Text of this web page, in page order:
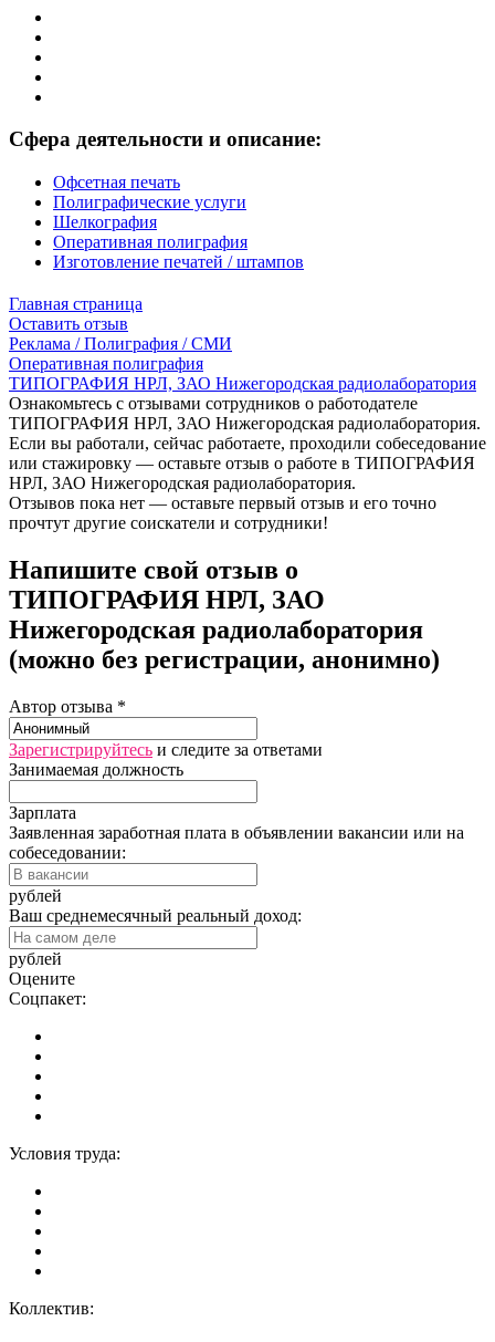
Сфера деятельности и описание:
Офсетная печать
Полиграфические услуги
Шелкография
Оперативная полиграфия
Изготовление печатей / штампов
Главная страница
Оставить отзыв
Реклама / Полиграфия / СМИ
Оперативная полиграфия
ТИПОГРАФИЯ НРЛ, ЗАО Нижегородская радиолаборатория
Ознакомьтесь с отзывами сотрудников о работодателе
ТИПОГРАФИЯ НРЛ, ЗАО Нижегородская радиолаборатория.
Если вы работали, сейчас работаете, проходили собеседование
или стажировку — оставьте отзыв о работе в ТИПОГРАФИЯ
НРЛ, ЗАО Нижегородская радиолаборатория.
Отзывов пока нет — оставьте первый отзыв и его точно
прочтут другие соискатели и сотрудники!
Напишите свой отзыв о
ТИПОГРАФИЯ НРЛ, ЗАО
Нижегородская радиолаборатория
(можно без регистрации, анонимно)
Автор отзыва *
Зарегистрируйтесь и следите за ответами
Занимаемая должность
Зарплата
Заявленная заработная плата в объявлении вакансии или на
собеседовании:
рублей
Ваш среднемесячный реальный доход:
рублей
Оцените
Соцпакет:
Условия труда:
Коллектив: